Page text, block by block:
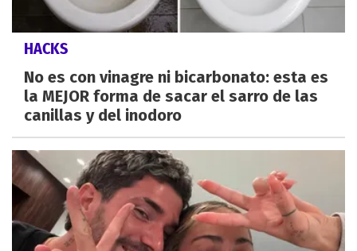
HACKS
No es con vinagre ni bicarbonato: esta es
la MEJOR forma de sacar el sarro de las
canillas y del inodoro